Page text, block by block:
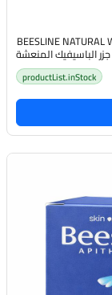
BEESLINE NATURAL
productList.inStock